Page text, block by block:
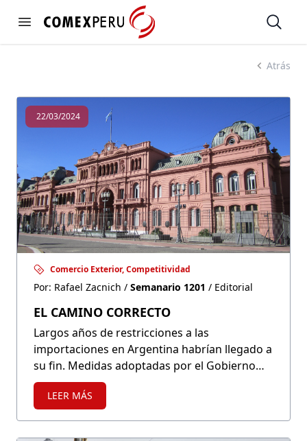
Open menu
https://www.comexperu.org.pe Open
SEMANARIO 1201
Atrás
22/03/2024
Comercio Exterior, Competitividad
Por: Rafael Zacnich / Semanario 1201 / Editorial
EL CAMINO CORRECTO
Largos años de restricciones a las
importaciones en Argentina habrían llegado a
su fin. Medidas adoptadas por el Gobierno
del presidente Milei apuntan hacia una
política comercial de apertura e integración
con el mundo.
LEER MÁS